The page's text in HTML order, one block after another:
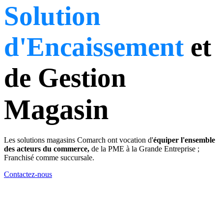
Solution
d'Encaissement et
de Gestion
Magasin
Les solutions magasins Comarch ont vocation d'équiper l'ensemble
des acteurs du commerce, de la PME à la Grande Entreprise ;
Franchisé comme succursale.
Contactez-nous